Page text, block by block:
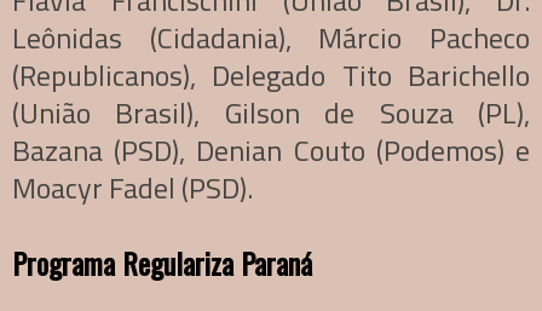
Leônidas (Cidadania), Márcio Pacheco
(Republicanos), Delegado Tito Barichello
(União Brasil), Gilson de Souza (PL),
Bazana (PSD), Denian Couto (Podemos) e
Moacyr Fadel (PSD).
Programa Regulariza Paraná